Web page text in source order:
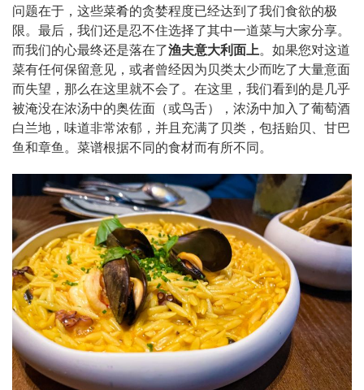
问题在于，这些菜肴的贪婪程度已经达到了我们食欲的极
限。最后，我们还是忍不住选择了其中一道菜与大家分享。
而我们的心最终还是落在了渔夫意大利面上。如果您对这道
菜有任何保留意见，或者曾经因为贝类太少而吃了大量意面
而失望，那么在这里就不会了。在这里，我们看到的是几乎
被淹没在浓汤中的奥佐面（或鸟舌），浓汤中加入了葡萄酒
白兰地，味道非常浓郁，并且充满了贝类，包括贻贝、甘巴
鱼和章鱼。菜谱根据不同的食材而有所不同。